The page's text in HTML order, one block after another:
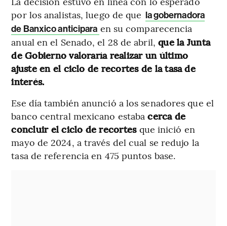
por los analistas, luego de que la gobernadora
de Banxico anticipara en su comparecencia
anual en el Senado, el 28 de abril, que la Junta
de Gobierno valoraría realizar un último
ajuste en el ciclo de recortes de la tasa de
interés.
Ese día también anunció a los senadores que el
banco central mexicano estabacerca de
concluir el ciclo de recortes que inició en
mayo de 2024, a través del cual se redujo la
tasa de referencia en 475 puntos base.